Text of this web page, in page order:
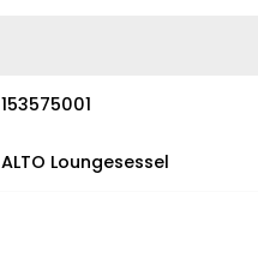
153575001
ALTO Loungesessel